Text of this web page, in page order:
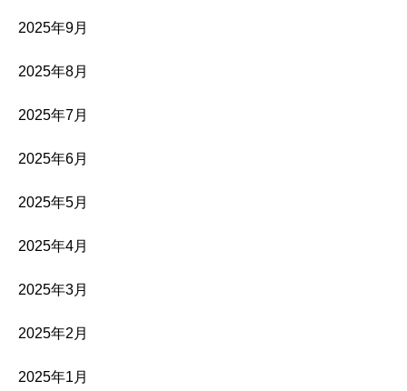
2025年9月
2025年8月
2025年7月
2025年6月
2025年5月
2025年4月
2025年3月
2025年2月
2025年1月